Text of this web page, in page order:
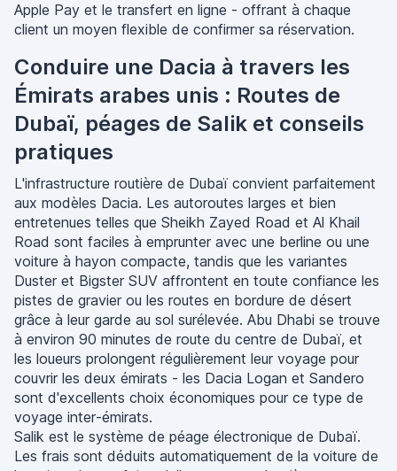
Apple Pay et le transfert en ligne - offrant à chaque
client un moyen flexible de confirmer sa réservation.
Conduire une Dacia à travers les
Émirats arabes unis : Routes de
Dubaï, péages de Salik et conseils
pratiques
L'infrastructure routière de Dubaï convient parfaitement
aux modèles Dacia. Les autoroutes larges et bien
entretenues telles que Sheikh Zayed Road et Al Khail
Road sont faciles à emprunter avec une berline ou une
voiture à hayon compacte, tandis que les variantes
Duster et Bigster SUV affrontent en toute confiance les
pistes de gravier ou les routes en bordure de désert
grâce à leur garde au sol surélevée. Abu Dhabi se trouve
à environ 90 minutes de route du centre de Dubaï, et
les loueurs prolongent régulièrement leur voyage pour
couvrir les deux émirats - les Dacia Logan et Sandero
sont d'excellents choix économiques pour ce type de
voyage inter-émirats.
Salik est le système de péage électronique de Dubaï.
Les frais sont déduits automatiquement de la voiture de